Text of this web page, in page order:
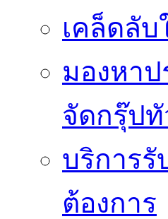
เคล็ดลับ
มองหา
จัดกรุ๊ป
บริการ
ต้องการ